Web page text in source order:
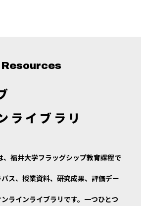
Resources
ライブラリ
福井大学フラッグシップ教育課程で
ス、授業資料、研究成果、評価デー
ラインライブラリです。一つひとつ